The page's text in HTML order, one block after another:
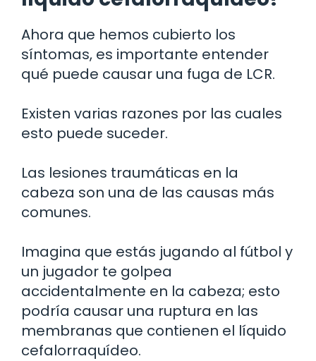
Ahora que hemos cubierto los
síntomas, es importante entender
qué puede causar una fuga de LCR.
Existen varias razones por las cuales
esto puede suceder.
Las lesiones traumáticas en la
cabeza son una de las causas más
comunes.
Imagina que estás jugando al fútbol y
un jugador te golpea
accidentalmente en la cabeza; esto
podría causar una ruptura en las
membranas que contienen el líquido
cefalorraquídeo.